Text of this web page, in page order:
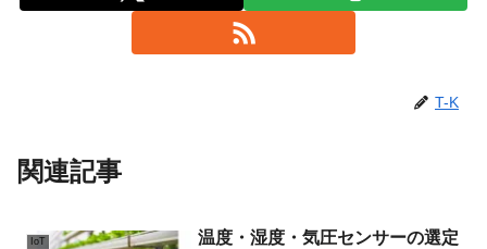
T-K
関連記事
IoT
温度・湿度・気圧センサーの選定